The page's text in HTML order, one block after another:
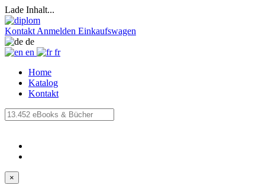
Lade Inhalt...
Kontakt Anmelden Einkaufswagen
de
en
fr
Home
Katalog
Kontakt
×